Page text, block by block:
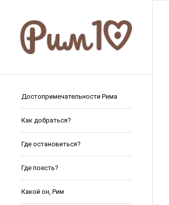
Достопримечательности Рима
Как добраться?
Где остановиться?
Где поесть?
Какой он, Рим